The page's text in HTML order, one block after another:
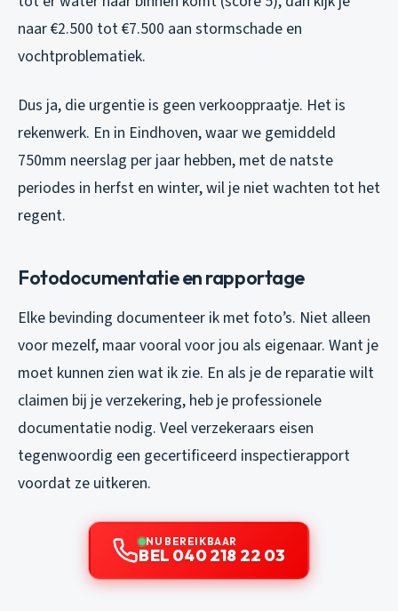
naar €2.500 tot €7.500 aan stormschade en
vochtproblematiek.
Dus ja, die urgentie is geen verkooppraatje. Het is
rekenwerk. En in Eindhoven, waar we gemiddeld
750mm neerslag per jaar hebben, met de natste
periodes in herfst en winter, wil je niet wachten tot het
regent.
Fotodocumentatie en rapportage
Elke bevinding documenteer ik met foto’s. Niet alleen
voor mezelf, maar vooral voor jou als eigenaar. Want je
moet kunnen zien wat ik zie. En als je de reparatie wilt
claimen bij je verzekering, heb je professionele
documentatie nodig. Veel verzekeraars eisen
tegenwoordig een gecertificeerd inspectierapport
voordat ze uitkeren.
NU BEREIKBAAR
BEL 040 218 22 03